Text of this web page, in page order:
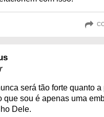
será tão forte quanto a
que sou é apenas uma
Dele.